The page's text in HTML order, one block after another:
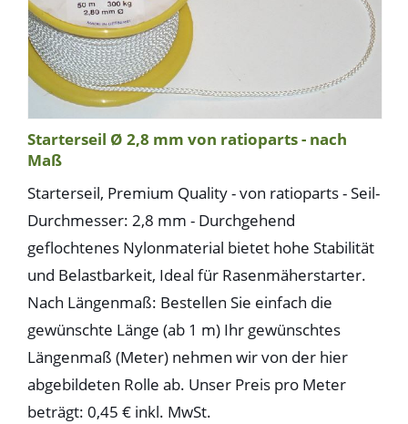
Starterseil Ø 2,8 mm von ratioparts - nach
Maß
Starterseil, Premium Quality - von ratioparts - Seil-
Durchmesser: 2,8 mm - Durchgehend
geflochtenes Nylonmaterial bietet hohe Stabilität
und Belastbarkeit, Ideal für Rasenmäherstarter.
Nach Längenmaß: Bestellen Sie einfach die
gewünschte Länge (ab 1 m) Ihr gewünschtes
Längenmaß (Meter) nehmen wir von der hier
abgebildeten Rolle ab. Unser Preis pro Meter
beträgt: 0,45 € inkl. MwSt.